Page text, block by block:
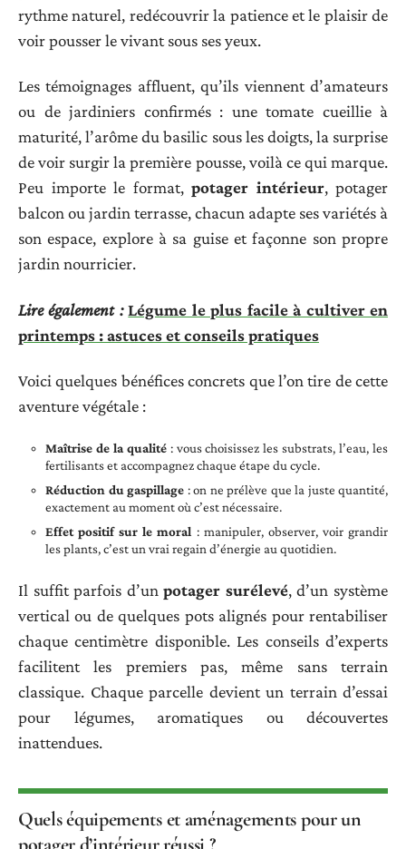
rythme naturel, redécouvrir la patience et le plaisir de
voir pousser le vivant sous ses yeux.
Les témoignages affluent, qu’ils viennent d’amateurs
ou de jardiniers confirmés : une tomate cueillie à
maturité, l’arôme du basilic sous les doigts, la surprise
de voir surgir la première pousse, voilà ce qui marque.
Peu importe le format, potager intérieur, potager
balcon ou jardin terrasse, chacun adapte ses variétés à
son espace, explore à sa guise et façonne son propre
jardin nourricier.
Lire également : Légume le plus facile à cultiver en
printemps : astuces et conseils pratiques
Voici quelques bénéfices concrets que l’on tire de cette
aventure végétale :
Maîtrise de la qualité: vous choisissez les substrats, l’eau, les
fertilisants et accompagnez chaque étape du cycle.
Réduction du gaspillage : on ne prélève que la juste quantité,
exactement au moment où c’est nécessaire.
Effet positif sur le moral : manipuler, observer, voir grandir
les plants, c’est un vrai regain d’énergie au quotidien.
Il suffit parfois d’unpotager surélevé, d’un système
vertical ou de quelques pots alignés pour rentabiliser
chaque centimètre disponible. Les conseils d’experts
facilitent les premiers pas, même sans terrain
classique. Chaque parcelle devient un terrain d’essai
pour légumes, aromatiques ou découvertes
inattendues.
Quels équipements et aménagements pour un